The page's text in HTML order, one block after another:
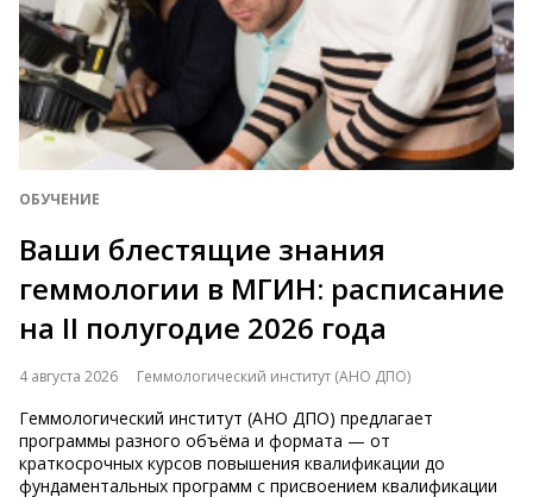
ОБУЧЕНИЕ
Ваши блестящие знания
геммологии в МГИН: расписание
на II полугодие 2026 года
4 августа 2026 Геммологический институт (АНО ДПО)
Геммологический институт (АНО ДПО) предлагает
программы разного объёма и формата — от
краткосрочных курсов повышения квалификации до
фундаментальных программ с присвоением квалификации